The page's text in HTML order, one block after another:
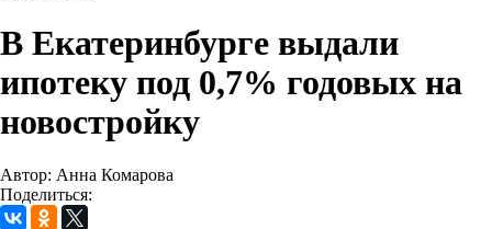
В Екатеринбурге выдали
ипотеку под 0,7% годовых на
новостройку
Автор: Анна Комарова
Поделиться: